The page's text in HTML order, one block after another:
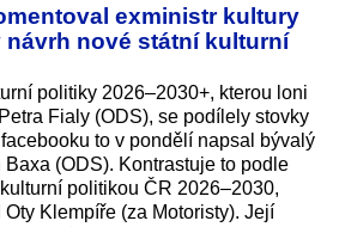
exministr kultury
návrh nové státní kulturní
politiky 2026–2030+, kterou loni
Fialy (ODS), se podílely stovky
to v pondělí napsal bývalý
Baxa (ODS). Kontrastuje to podle
politikou ČR 2026–2030,
Klempíře (za Motoristy). Její